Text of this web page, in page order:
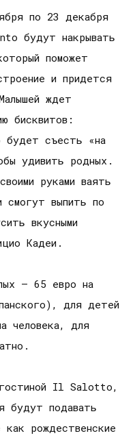
по 23 декабря
будут накрывать
поможет
и придется
ждет
бисквитов:
будет съесть «на
удивить родных.
руками ваять
смогут выпить по
вкусными
Кадеи.
– 65 евро на
для детей
человека, для
гостиной Il Salotto,
будут подавать
как рождественские